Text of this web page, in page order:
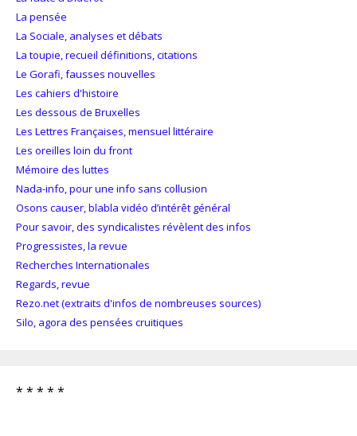
La pensée
La Sociale, analyses et débats
La toupie, recueil définitions, citations
Le Gorafi, fausses nouvelles
Les cahiers d'histoire
Les dessous de Bruxelles
Les Lettres Françaises, mensuel littéraire
Les oreilles loin du front
Mémoire des luttes
Nada-info, pour une info sans collusion
Osons causer, blabla vidéo d’intérêt général
Pour savoir, des syndicalistes révèlent des infos
Progressistes, la revue
Recherches Internationales
Regards, revue
Rezo.net (extraits d'infos de nombreuses sources)
Silo, agora des pensées cruitiques
* * * * *